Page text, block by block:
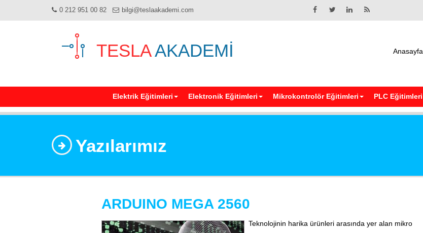
0 212 951 00 82 bilgi@teslaakademi.com
TESLAAKADEMİ Anasayfa
Elektrik Eğitimleri Elektronik Eğitimleri Mikrokontrolör Eğitimleri PLC Eğitimleri
Yazılarımız
ARDUINO MEGA 2560
Teknolojinin harika ürünleri arasında yer alan mikro